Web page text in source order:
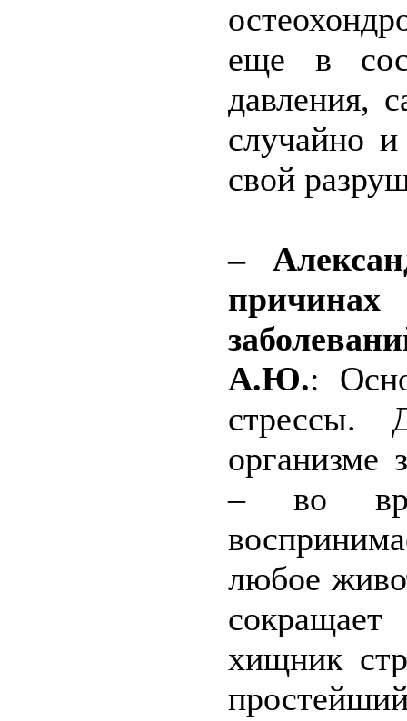
еще в
давления,
случайно
свой
–
причинах
А.Ю.:
организме
– во
любое
хищник